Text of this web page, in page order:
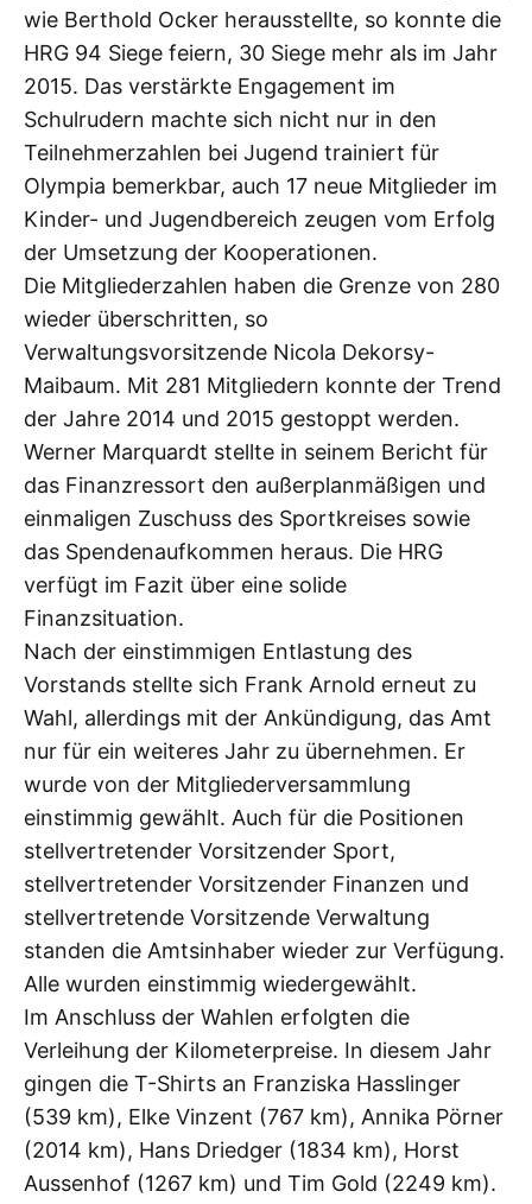
wie Berthold Ocker herausstellte, so konnte die
HRG 94 Siege feiern, 30 Siege mehr als im Jahr
2015. Das verstärkte Engagement im
Schulrudern machte sich nicht nur in den
Teilnehmerzahlen bei Jugend trainiert für
Olympia bemerkbar, auch 17 neue Mitglieder im
Kinder- und Jugendbereich zeugen vom Erfolg
der Umsetzung der Kooperationen.
Die Mitgliederzahlen haben die Grenze von 280
wieder überschritten, so
Verwaltungsvorsitzende Nicola Dekorsy-
Maibaum. Mit 281 Mitgliedern konnte der Trend
der Jahre 2014 und 2015 gestoppt werden.
Werner Marquardt stellte in seinem Bericht für
das Finanzressort den außerplanmäßigen und
einmaligen Zuschuss des Sportkreises sowie
das Spendenaufkommen heraus. Die HRG
verfügt im Fazit über eine solide
Finanzsituation.
Nach der einstimmigen Entlastung des
Vorstands stellte sich Frank Arnold erneut zu
Wahl, allerdings mit der Ankündigung, das Amt
nur für ein weiteres Jahr zu übernehmen. Er
wurde von der Mitgliederversammlung
einstimmig gewählt. Auch für die Positionen
stellvertretender Vorsitzender Sport,
stellvertretender Vorsitzender Finanzen und
stellvertretende Vorsitzende Verwaltung
standen die Amtsinhaber wieder zur Verfügung.
Alle wurden einstimmig wiedergewählt.
Im Anschluss der Wahlen erfolgten die
Verleihung der Kilometerpreise. In diesem Jahr
gingen die T-Shirts an Franziska Hasslinger
(539 km), Elke Vinzent (767 km), Annika Pörner
(2014 km), Hans Driedger (1834 km), Horst
Aussenhof (1267 km) und Tim Gold (2249 km).